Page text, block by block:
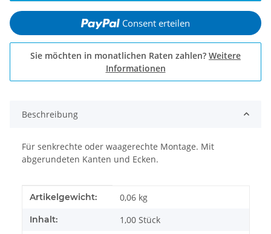
Consent erteilen
Sie möchten in monatlichen Raten zahlen? Weitere
Informationen
Beschreibung
Für senkrechte oder waagerechte Montage. Mit
abgerundeten Kanten und Ecken.
Produkteigenschaft
Wert
Artikelgewicht: 0,06 kg
Inhalt: 1,00 Stück